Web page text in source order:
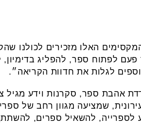
האלו מזכירים לכולנו
לפתוח ספר, להפליג בדימיון,
לגלות את חדוות הקריאה״.
אהבת ספר, סקרנות וידע מגיל
שמציעה מגוון רחב של
לספרייה, להשאיל ספרים,